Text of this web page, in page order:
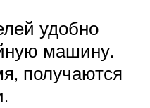
удобно
машину.
получаются